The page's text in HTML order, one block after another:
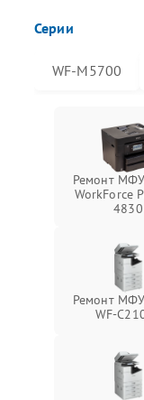
Серии
WF-M5700
Ремонт
WorkForce
4830
Ремонт
WF-